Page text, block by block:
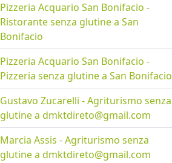
Pizzeria Acquario San Bonifacio -
Ristorante senza glutine a San
Bonifacio
Pizzeria Acquario San Bonifacio -
Pizzeria senza glutine a San Bonifacio
Gustavo Zucarelli - Agriturismo senza
glutine a dmktdireto@gmail.com
Marcia Assis - Agriturismo senza
glutine a dmktdireto@gmail.com